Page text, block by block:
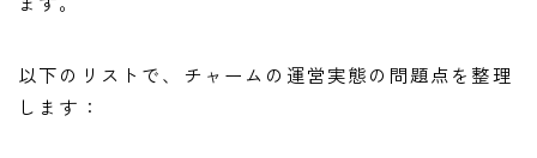
以下のリストで、チャームの運営実態の問題点を整理
します：